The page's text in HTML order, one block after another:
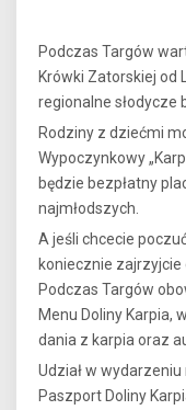
Podczas Targów
Krówki Zatorskiej od
regionalne słodycze
Rodziny z dziećmi
Wypoczynkowy
będzie bezpłatny
najmłodszych.
A jeśli chcecie
koniecznie zajrzyjcie
Podczas Targów
Menu Doliny Karpia,
dania z karpia oraz
Udział w
Paszport Doliny